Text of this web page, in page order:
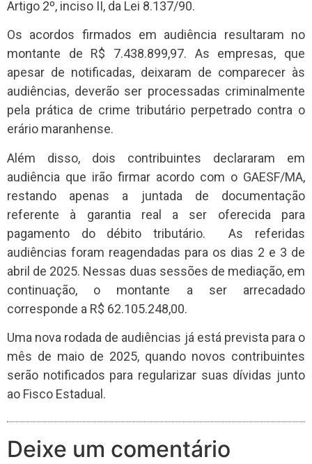
Artigo 2º, inciso II, da Lei 8.137/90.
Os acordos firmados em audiência resultaram no
montante de R$ 7.438.899,97. As empresas, que
apesar de notificadas, deixaram de comparecer às
audiências, deverão ser processadas criminalmente
pela prática de crime tributário perpetrado contra o
erário maranhense.
Além disso, dois contribuintes declararam em
audiência que irão firmar acordo com o GAESF/MA,
restando apenas a juntada de documentação
referente à garantia real a ser oferecida para
pagamento do débito tributário. As referidas
audiências foram reagendadas para os dias 2 e 3 de
abril de 2025. Nessas duas sessões de mediação, em
continuação, o montante a ser arrecadado
corresponde a R$ 62.105.248,00.
Uma nova rodada de audiências já está prevista para o
mês de maio de 2025, quando novos contribuintes
serão notificados para regularizar suas dívidas junto
ao Fisco Estadual.
Deixe um comentário